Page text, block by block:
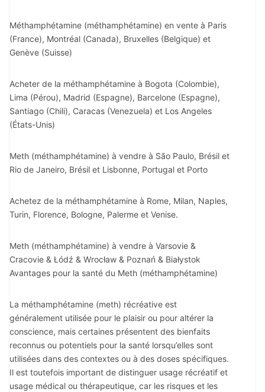
Méthamphétamine (méthamphétamine) en vente à Paris
(France), Montréal (Canada), Bruxelles (Belgique) et
Genève (Suisse)
Acheter de la méthamphétamine à Bogota (Colombie),
Lima (Pérou), Madrid (Espagne), Barcelone (Espagne),
Santiago (Chili), Caracas (Venezuela) et Los Angeles
(États-Unis)
Meth (méthamphétamine) à vendre à São Paulo, Brésil et
Rio de Janeiro, Brésil et Lisbonne, Portugal et Porto
Achetez de la méthamphétamine à Rome, Milan, Naples,
Turin, Florence, Bologne, Palerme et Venise.
Meth (méthamphétamine) à vendre à Varsovie &
Cracovie & Łódź & Wrocław & Poznań & Białystok
Avantages pour la santé du Meth (méthamphétamine)
La méthamphétamine (meth) récréative est
généralement utilisée pour le plaisir ou pour altérer la
conscience, mais certaines présentent des bienfaits
reconnus ou potentiels pour la santé lorsqu’elles sont
utilisées dans des contextes ou à des doses spécifiques.
Il est toutefois important de distinguer usage récréatif et
usage médical ou thérapeutique, car les risques et les